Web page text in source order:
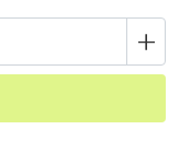
+